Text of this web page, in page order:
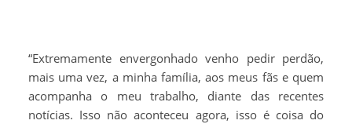
“Extremamente envergonhado venho pedir perdão,
mais uma vez, a minha família, aos meus fãs e quem
acompanha o meu trabalho, diante das recentes
notícias. Isso não aconteceu agora, isso é coisa do